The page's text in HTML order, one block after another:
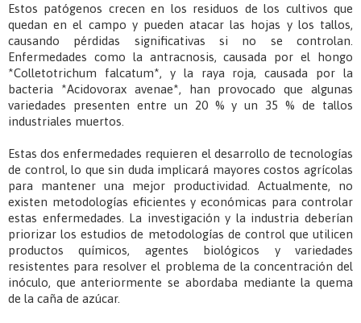
Estos patógenos crecen en los residuos de los cultivos que
quedan en el campo y pueden atacar las hojas y los tallos,
causando pérdidas significativas si no se controlan.
Enfermedades como la antracnosis, causada por el hongo
*Colletotrichum falcatum*, y la raya roja, causada por la
bacteria *Acidovorax avenae*, han provocado que algunas
variedades presenten entre un 20 % y un 35 % de tallos
industriales muertos.
Estas dos enfermedades requieren el desarrollo de tecnologías
de control, lo que sin duda implicará mayores costos agrícolas
para mantener una mejor productividad. Actualmente, no
existen metodologías eficientes y económicas para controlar
estas enfermedades. La investigación y la industria deberían
priorizar los estudios de metodologías de control que utilicen
productos químicos, agentes biológicos y variedades
resistentes para resolver el problema de la concentración del
inóculo, que anteriormente se abordaba mediante la quema
de la caña de azúcar.